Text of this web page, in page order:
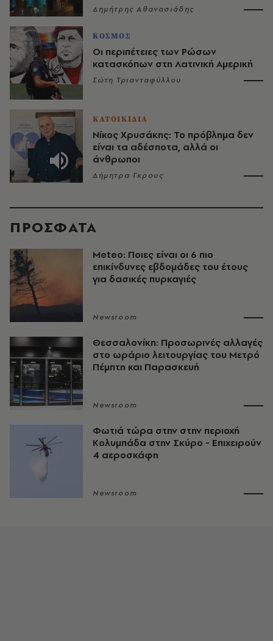
Δημήτρης Αθανασιάδης
ΚΟΣΜΟΣ
Οι περιπέτειες των Ρώσων
κατασκόπων στη Λατινική Αμερική
Σώτη Τριανταφύλλου
ΚΑΤΟΙΚΙΔΙΑ
Νίκος Χρυσάκης: Το πρόβλημα δεν
είναι τα αδέσποτα, αλλά οι
άνθρωποι
Δήμητρα Γκρους
ΠΡΟΣΦΑΤΑ
Meteo: Ποιες είναι οι 6 πιο
επικίνδυνες εβδομάδες του έτους
για δασικές πυρκαγιές
Newsroom
Θεσσαλονίκη: Προσωρινές αλλαγές
στο ωράριο λειτουργίας του Μετρό
Πέμπτη και Παρασκευή
Newsroom
Φωτιά τώρα στην στην περιοχή
Κολυμπάδα στην Σκύρο - Επιχειρούν
4 αεροσκάφη
Newsroom